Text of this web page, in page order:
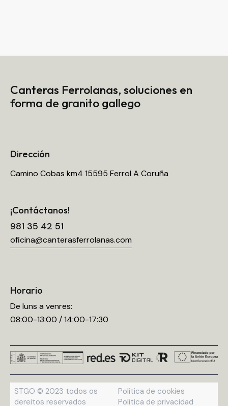
Canteras Ferrolanas, soluciones en
forma de granito gallego
Dirección
Camino Cobas km4 15595 Ferrol A Coruña
¡Contáctanos!
981 35 42 51
oficina@canterasferrolanas.com
Horario
De luns a venres:
08:00-13:00 / 14:00-17:30
STGO © 2023 todos os
dereitos reservados
Política de cookies
Política de privacidad